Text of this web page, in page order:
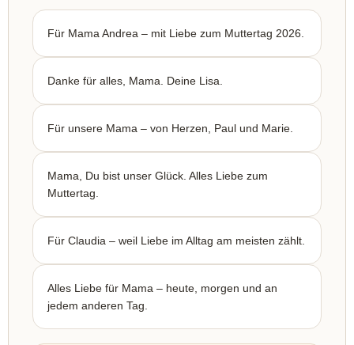
Für Mama Andrea – mit Liebe zum Muttertag 2026.
Danke für alles, Mama. Deine Lisa.
Für unsere Mama – von Herzen, Paul und Marie.
Mama, Du bist unser Glück. Alles Liebe zum
Muttertag.
Für Claudia – weil Liebe im Alltag am meisten zählt.
Alles Liebe für Mama – heute, morgen und an
jedem anderen Tag.